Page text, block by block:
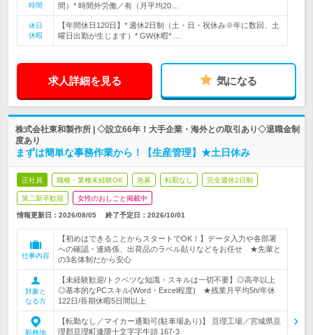
時間
間）* 時間外労働／有（月平均20…
休日
休暇
【年間休日120日】* 週休2日制（土・日・祝休み※年に数回、土
曜日出勤が生じます）* GW休暇* …
求人詳細を見る 気になる
株式会社東和製作所 | ◇設立66年！大手企業・海外との取引あり◇退職金制
度あり
まずは簡単な事務作業から！【生産管理】★土日休み
正社員 職種・業種未経験OK 急募 転勤なし 完全週休2日制
第二新卒歓迎 女性のおしごと掲載中
情報更新日：2026/08/05 終了予定日： 2026/10/01
仕事内容
【初めはできることからスタートでOK！】データ入力や各部署
への確認・連絡係、出荷品のラベル貼りなどをお任せ ★先輩と
の3名体制だから安心
対象と
なる方
【未経験歓迎/トクベツな知識・スキルは一切不要】◎高卒以上
◎基本的なPCスキル(Word・Excel程度) ★残業月平均5h/年休
122日/長期休暇5日間以上
勤務地
【転勤なし／マイカー通勤可(駐車場あり)】 亘理工場／宮城県亘
理郡亘理町逢隈十文字字牛頭 167-3